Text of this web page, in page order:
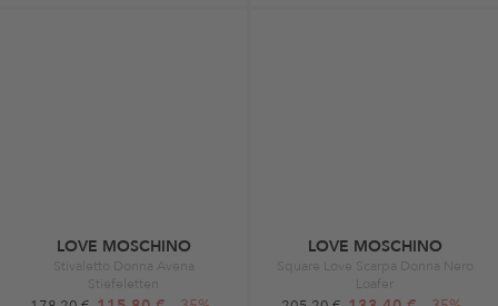
LOVE MOSCHINO
Stivaletto Donna Avena
Stiefeletten
LOVE MOSCHINO
Square Love Scarpa Donna Nero
Loafer